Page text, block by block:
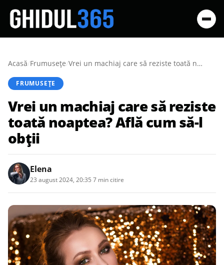
Acasă/Frumusețe/ Vrei un machiaj care să reziste toată noaptea? Află cum să-l obții
FRUMUSEȚE
Vrei un machiaj care să reziste
toată noaptea? Află cum să-l
obții
Elena
23 august 2024, 20:35 7 min citire